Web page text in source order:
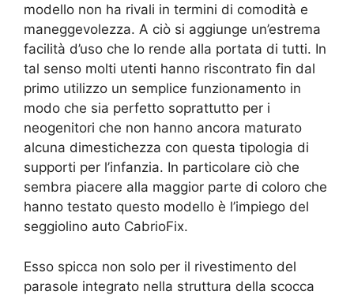
modello non ha rivali in termini di comodità e
maneggevolezza. A ciò si aggiunge un’estrema
facilità d’uso che lo rende alla portata di tutti. In
tal senso molti utenti hanno riscontrato fin dal
primo utilizzo un semplice funzionamento in
modo che sia perfetto soprattutto per i
neogenitori che non hanno ancora maturato
alcuna dimestichezza con questa tipologia di
supporti per l’infanzia. In particolare ciò che
sembra piacere alla maggior parte di coloro che
hanno testato questo modello è l’impiego del
seggiolino auto CabrioFix.
Esso spicca non solo per il rivestimento del
parasole integrato nella struttura della scocca